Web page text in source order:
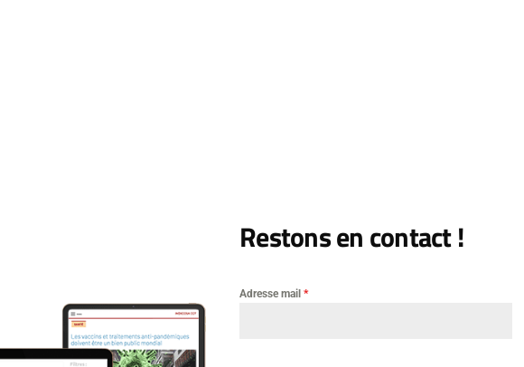
Laisser un commentaire
Restons en contact !
Adresse mail *